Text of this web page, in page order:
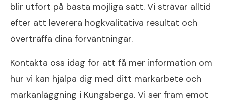
blir utfört på bästa möjliga sätt. Vi strävar alltid
efter att leverera högkvalitativa resultat och
överträffa dina förväntningar.
Kontakta oss idag för att få mer information om
hur vi kan hjälpa dig med ditt markarbete och
markanläggning i Kungsberga. Vi ser fram emot